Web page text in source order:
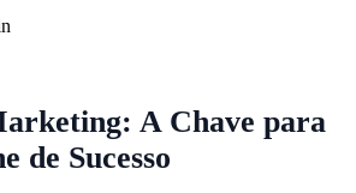
A Chave para
de Sucesso